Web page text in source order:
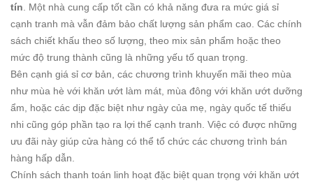
tín . Một nhà cung cấp tốt cần có khả năng đưa ra mức giá sỉ
cạnh tranh mà vẫn đảm bảo chất lượng sản phẩm cao. Các chính
sách chiết khấu theo số lượng, theo mix sản phẩm hoặc theo
mức độ trung thành cũng là những yếu tố quan trọng.
Bên cạnh giá sỉ cơ bản, các chương trình khuyến mãi theo mùa
như mùa hè với khăn ướt làm mát, mùa đông với khăn ướt dưỡng
ẩm, hoặc các dịp đặc biệt như ngày của mẹ, ngày quốc tế thiếu
nhi cũng góp phần tạo ra lợi thế cạnh tranh. Việc có được những
ưu đãi này giúp cửa hàng có thể tổ chức các chương trình bán
hàng hấp dẫn.
Chính sách thanh toán linh hoạt đặc biệt quan trọng với khăn ướt